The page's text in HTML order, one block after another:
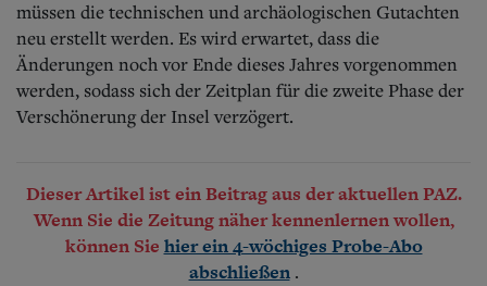
müssen die technischen und archäologischen Gutachten
neu erstellt werden. Es wird erwartet, dass die
Änderungen noch vor Ende dieses Jahres vorgenommen
werden, sodass sich der Zeitplan für die zweite Phase der
Verschönerung der Insel verzögert.
Dieser Artikel ist ein Beitrag aus der aktuellen PAZ.
Wenn Sie die Zeitung näher kennenlernen wollen,
können Sie hier ein 4-wöchiges Probe-Abo
abschließen .